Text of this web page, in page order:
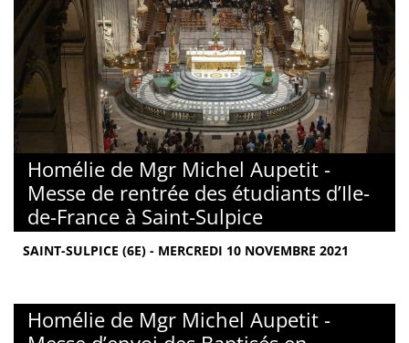
Homélie de Mgr Michel Aupetit -
Messe de rentrée des étudiants d’Ile-
de-France à Saint-Sulpice
SAINT-SULPICE (6E) - MERCREDI 10 NOVEMBRE 2021
Homélie de Mgr Michel Aupetit -